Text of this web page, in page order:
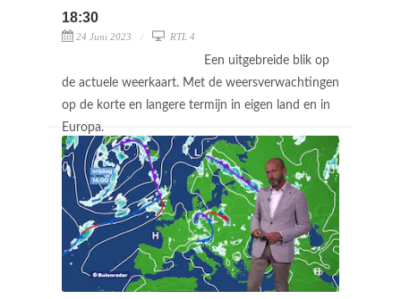
18:30
24 Juni 2023 RTL 4
Een uitgebreide blik op
de actuele weerkaart. Met de weersverwachtingen
op de korte en langere termijn in eigen land en in
Europa.